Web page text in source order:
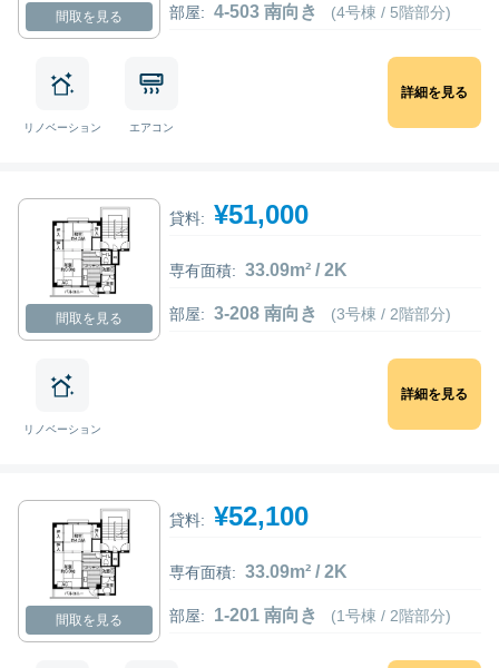
間取を見る 部屋: 4-503 南向き (4号棟 / 5階部分)
リノベーション エアコン
詳細を見る
間取を見る
貸料: ¥51,000
専有面積: 33.09m² / 2K
部屋: 3-208 南向き (3号棟 / 2階部分)
リノベーション
詳細を見る
間取を見る
貸料: ¥52,100
専有面積: 33.09m² / 2K
部屋: 1-201 南向き (1号棟 / 2階部分)